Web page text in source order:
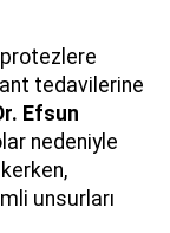
tedavilerine
Efsun
nedeniyle
unsurları